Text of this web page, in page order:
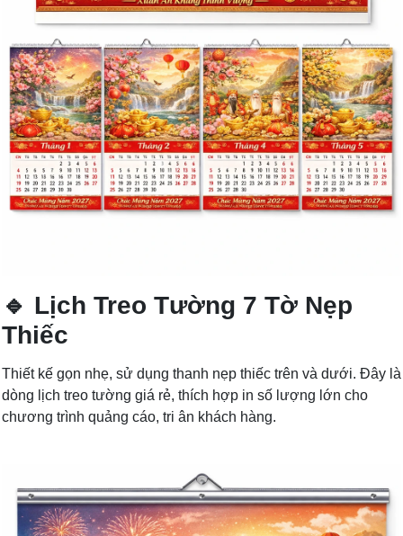
🔹 Lịch Treo Tường 7 Tờ Nẹp
Thiếc
Thiết kế gọn nhẹ, sử dụng thanh nẹp thiếc trên và dưới. Đây là
dòng lịch treo tường giá rẻ, thích hợp in số lượng lớn cho
chương trình quảng cáo, tri ân khách hàng.